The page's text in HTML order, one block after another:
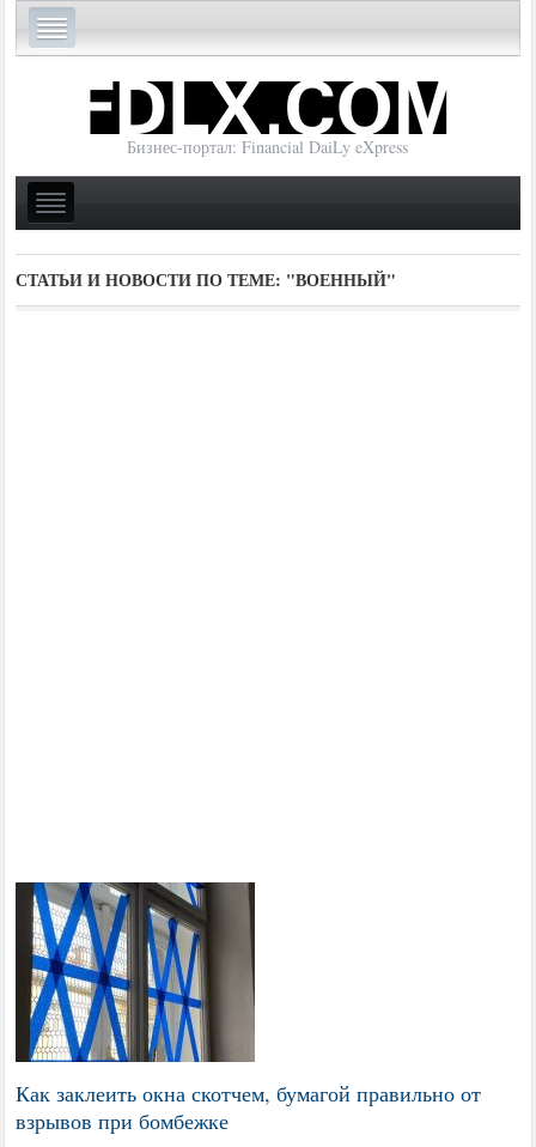
Бизнес-портал: Financial DaiLy eXpress
СТАТЬИ И НОВОСТИ ПО ТЕМЕ: "ВОЕННЫЙ"
Как заклеить окна скотчем, бумагой правильно от
взрывов при бомбежке